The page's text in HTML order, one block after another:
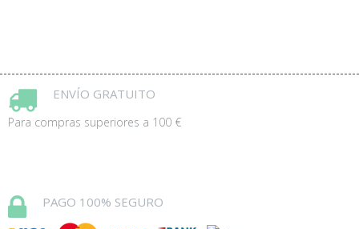
ENVÍO GRATUITO
Para compras superiores a 100 €
PAGO 100% SEGURO